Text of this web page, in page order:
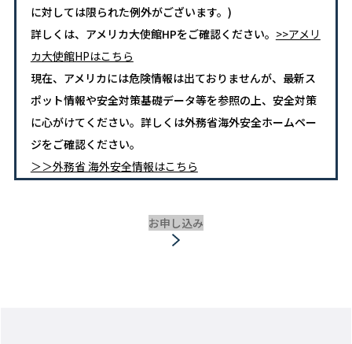
に対しては限られた例外がございます。)
詳しくは、アメリカ大使館HPをご確認ください。 >>アメリ
カ大使館HPはこちら
現在、アメリカには危険情報は出ておりませんが、最新ス
ポット情報や安全対策基礎データ等を参照の上、安全対策
に心がけてください。詳しくは外務省海外安全ホームペー
ジをご確認ください。
＞＞外務省 海外安全情報はこちら
ホテルチェックインの際に、ホテル側から滞在中の保証と
お申し込み